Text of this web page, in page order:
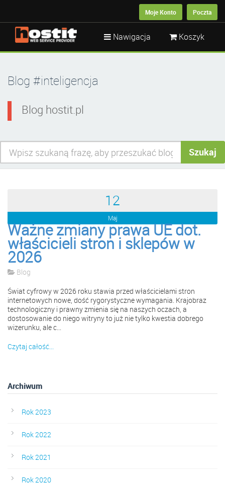
Moje Konto Poczta
Koszyk
Nawigacja
Blog #inteligencja
Blog hostit.pl
Szukaj
12
Maj
Ważne zmiany prawa UE dot.
właścicieli stron i sklepów w
2026
Blog
Świat cyfrowy w 2026 roku stawia przed właścicielami stron
internetowych nowe, dość rygorystyczne wymagania. Krajobraz
technologiczny i prawny zmienia się na naszych oczach, a
dostosowanie do niego witryny to już nie tylko kwestia dobrego
wizerunku, ale c...
Czytaj całość...
Archiwum
Rok 2023
Rok 2022
Rok 2021
Rok 2020